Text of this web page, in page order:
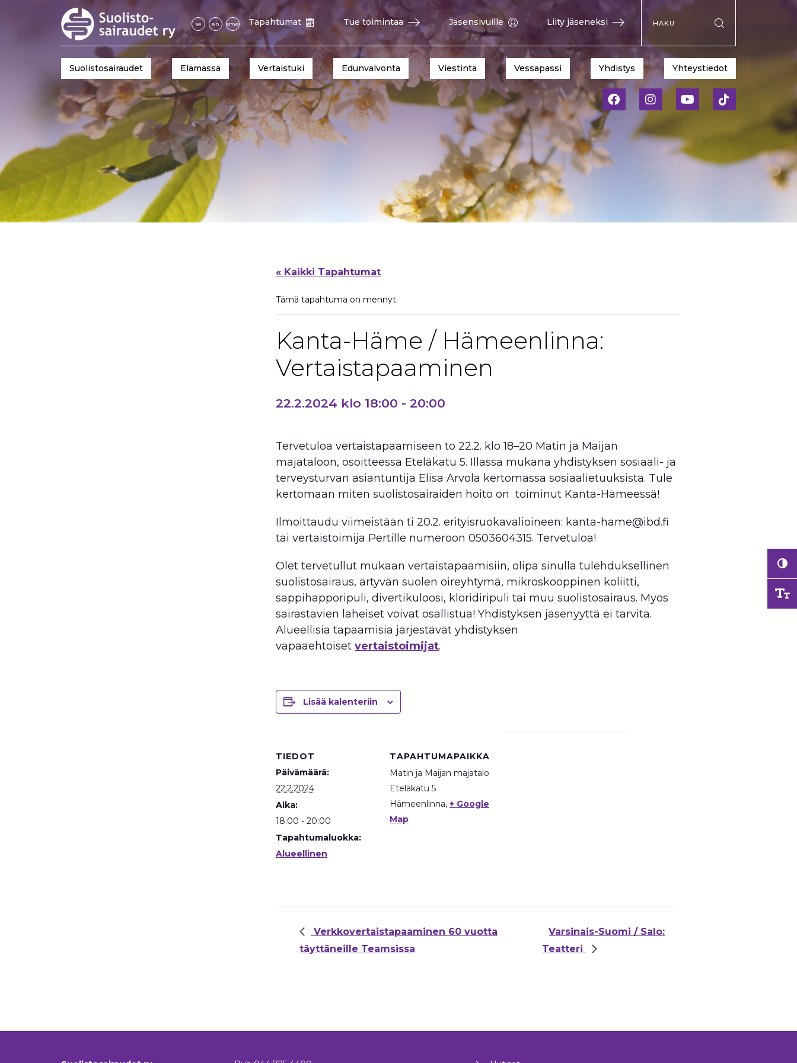
se en sme Tapahtumat Tue toimintaa Jäsensivuille Liity jäseneksi
Hae sivustolta
Suolistosairaudet Elämässä Vertaistuki Edunvalvonta Viestintä Vessapassi Yhdistys Yhteystiedot
« Kaikki Tapahtumat
Tämä tapahtuma on mennyt.
Kanta-Häme / Hämeenlinna:
Vertaistapaaminen
22.2.2024 klo 18:00 - 20:00
Tervetuloa vertaistapaamiseen to 22.2. klo 18–20 Matin ja Maijan
majataloon, osoitteessa Eteläkatu 5. Illassa mukana yhdistyksen sosiaali- ja
terveysturvan asiantuntija Elisa Arvola kertomassa sosiaalietuuksista. Tule
kertomaan miten suolistosairaiden hoito on toiminut Kanta-Hämeessä!
Ilmoittaudu viimeistään ti 20.2. erityisruokavalioineen: kanta-hame@ibd.fi
tai vertaistoimija Pertille numeroon 0503604315. Tervetuloa!
Olet tervetullut mukaan vertaistapaamisiin, olipa sinulla tulehduksellinen
suolistosairaus, ärtyvän suolen oireyhtymä, mikroskooppinen koliitti,
sappihapporipuli, divertikuloosi, kloridiripuli tai muu suolistosairaus. Myös
sairastavien läheiset voivat osallistua! Yhdistyksen jäsenyyttä ei tarvita.
Alueellisia tapaamisia järjestävät yhdistyksen
vapaaehtoiset vertaistoimijat.
Lisää kalenteriin
TIEDOT
Päivämäärä:
22.2.2024
Aika:
18:00 - 20:00
Tapahtumaluokka:
Alueellinen
TAPAHTUMAPAIKKA
Matin ja Maijan majatalo
Eteläkatu 5
Hämeenlinna, + Google
Map
Verkkovertaistapaaminen 60 vuotta
täyttäneille Teamsissa
Varsinais-Suomi / Salo:
Teatteri